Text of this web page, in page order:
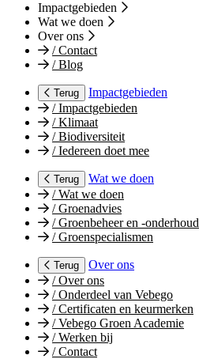
Impactgebieden
Wat we doen
Over ons
/Contact
/Blog
Terug
Impactgebieden
/Impactgebieden
/Klimaat
/Biodiversiteit
/Iedereen doet mee
Terug
Wat we doen
/Wat we doen
/Groenadvies
/Groenbeheer en -onderhoud
/Groenspecialismen
Terug
Over ons
/Over ons
/Onderdeel van Vebego
/Certificaten en keurmerken
/Vebego Groen Academie
/Werken bij
/Contact